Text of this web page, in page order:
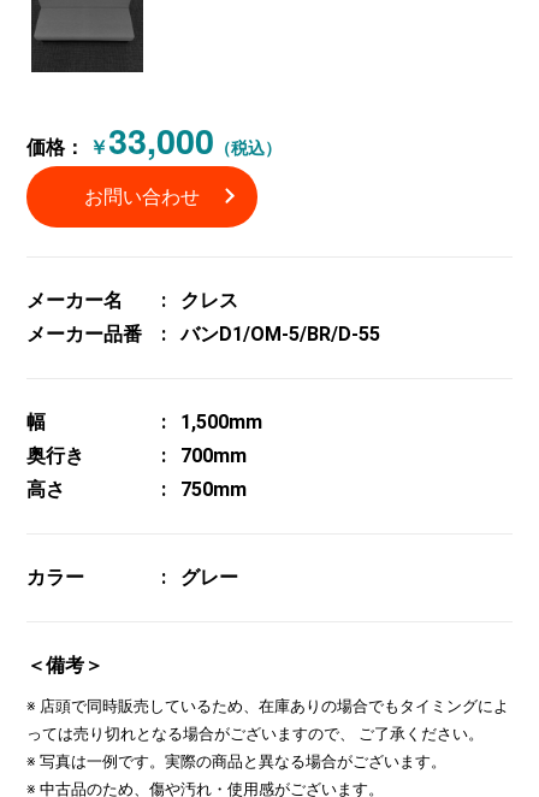
価格： ￥33,000 （税込）
お問い合わせ
メーカー名
クレス
メーカー品番
バンD1/OM-5/BR/D-55
幅
1,500mm
奥行き
700mm
高さ
750mm
カラー グレー
＜備考＞
※ 店頭で同時販売しているため、在庫ありの場合でもタイミングによ
っては売り切れとなる場合がございますので、 ご了承ください。
※ 写真は一例です。実際の商品と異なる場合がございます。
※ 中古品のため、傷や汚れ・使用感がございます。